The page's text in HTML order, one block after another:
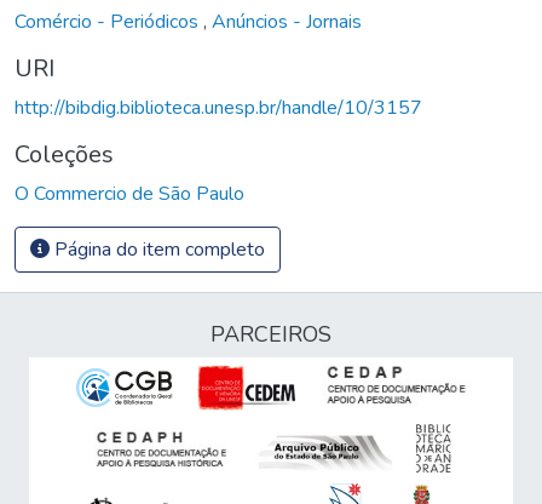
Comércio - Periódicos , Anúncios - Jornais
URI
http://bibdig.biblioteca.unesp.br/handle/10/3157
Coleções
O Commercio de São Paulo
Página do item completo
PARCEIROS